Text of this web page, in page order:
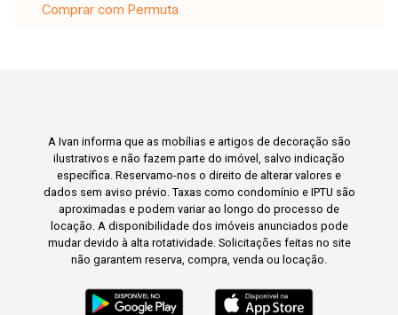
Comprar com Permuta
A Ivan informa que as mobílias e artigos de decoração são
ilustrativos e não fazem parte do imóvel, salvo indicação
específica. Reservamo-nos o direito de alterar valores e
dados sem aviso prévio. Taxas como condomínio e IPTU são
aproximadas e podem variar ao longo do processo de
locação. A disponibilidade dos imóveis anunciados pode
mudar devido à alta rotatividade. Solicitações feitas no site
não garantem reserva, compra, venda ou locação.